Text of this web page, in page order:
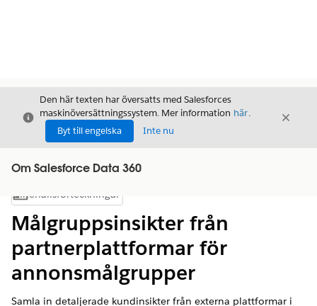
Stäng
Den här texten har översatts med Salesforces
maskinöversättningssystem. Mer information här.
Byt till engelska
Inte nu
Stäng
Om Salesforce Data 360
Visa innehållsförteckning
Innehållsförteckningar
Målgruppsinsikter från
partnerplattformar för
annonsmålgrupper
Samla in detaljerade kundinsikter från externa plattformar i